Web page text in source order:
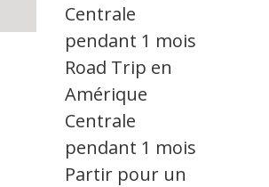
Centrale
pendant 1 mois
Road Trip en
Amérique
Centrale
pendant 1 mois
Partir pour un